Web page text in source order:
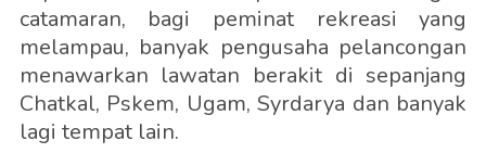
catamaran, bagi peminat rekreasi yang
melampau, banyak pengusaha pelancongan
menawarkan lawatan berakit di sepanjang
Chatkal, Pskem, Ugam, Syrdarya dan banyak
lagi tempat lain.